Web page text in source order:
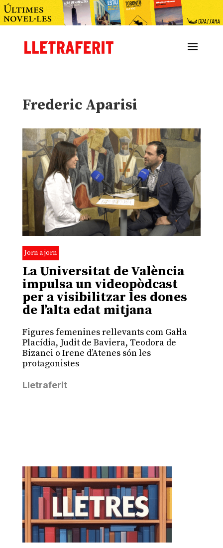
Frederic Aparisi
Jorn a jorn
La Universitat de València
impulsa un videopòdcast
per a visibilitzar les dones
de l’alta edat mitjana
Figures femenines rellevants com Gal·la
Placídia, Judit de Baviera, Teodora de
Bizanci o Irene d’Atenes són les
protagonistes
Lletraferit